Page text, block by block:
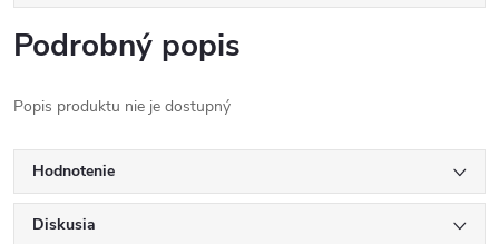
Podrobný popis
Popis produktu nie je dostupný
Hodnotenie
Diskusia